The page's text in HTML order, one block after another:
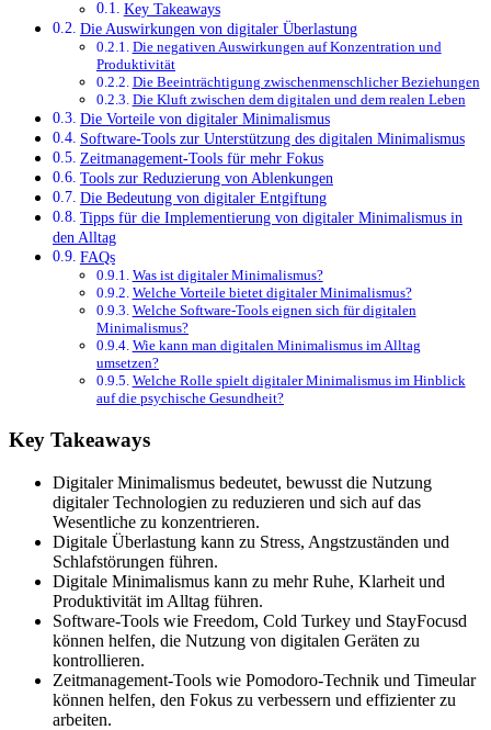
Key Takeaways
Die Auswirkungen von digitaler Überlastung
Die negativen Auswirkungen auf Konzentration und
Produktivität
Die Beeinträchtigung zwischenmenschlicher Beziehungen
Die Kluft zwischen dem digitalen und dem realen Leben
Die Vorteile von digitaler Minimalismus
Software-Tools zur Unterstützung des digitalen Minimalismus
Zeitmanagement-Tools für mehr Fokus
Tools zur Reduzierung von Ablenkungen
Die Bedeutung von digitaler Entgiftung
Tipps für die Implementierung von digitaler Minimalismus in
den Alltag
FAQs
Was ist digitaler Minimalismus?
Welche Vorteile bietet digitaler Minimalismus?
Welche Software-Tools eignen sich für digitalen
Minimalismus?
Wie kann man digitalen Minimalismus im Alltag
umsetzen?
Welche Rolle spielt digitaler Minimalismus im Hinblick
auf die psychische Gesundheit?
Key Takeaways
Digitaler Minimalismus bedeutet, bewusst die Nutzung
digitaler Technologien zu reduzieren und sich auf das
Wesentliche zu konzentrieren.
Digitale Überlastung kann zu Stress, Angstzuständen und
Schlafstörungen führen.
Digitale Minimalismus kann zu mehr Ruhe, Klarheit und
Produktivität im Alltag führen.
Software-Tools wie Freedom, Cold Turkey und StayFocusd
können helfen, die Nutzung von digitalen Geräten zu
kontrollieren.
Zeitmanagement-Tools wie Pomodoro-Technik und Timeular
können helfen, den Fokus zu verbessern und effizienter zu
arbeiten.